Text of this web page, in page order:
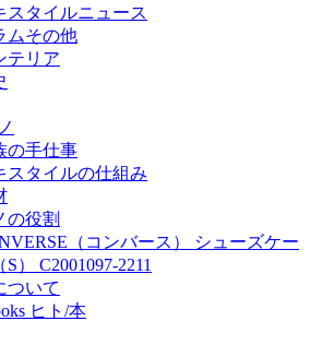
スタイルニュース
ムその他
テリア
の手仕事
スタイルの仕組み
の役割
（コンバース） シューズケー
S） C2001097-2211
ついて
ヒト/本